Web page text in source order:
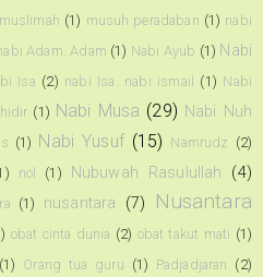
muslimah (1) musuh peradaban (1) nabi
Adam. Adam (1) Nabi Ayub (1) Nabi
Isa (2) nabi Isa. nabi ismail (1) Nabi
(1) Nabi Musa (29) Nabi Nuh
(1) Nabi Yusuf (15) Namrudz (2)
nol (1) Nubuwah Rasulullah (4)
(1) nusantara (7)
Nusantara
obat cinta dunia (2) obat takut mati (1)
(1) Orang tua guru (1) Padjadjaran (2)